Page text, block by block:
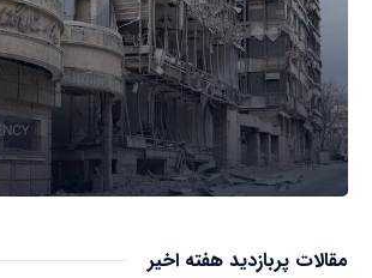
مقالات پربازدید هفته اخیر